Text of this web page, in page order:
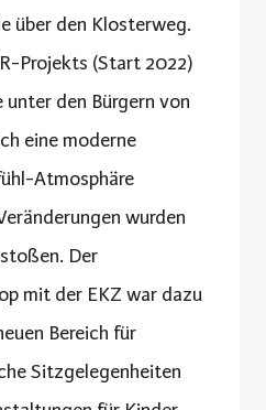
über den Klosterweg.
Projekts (Start 2022)
unter den Bürgern von
eine moderne
Atmosphäre
wurden
Der
mit der EKZ war dazu
Bereich für
Sitzgelegenheiten